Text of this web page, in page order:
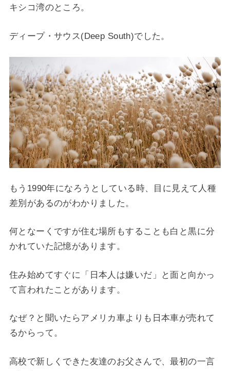
キシコ湾のところ。
ディープ・サウス(Deep South)でした。
もう1990年になろうとしている時、目に見えて人種
差別があるのがわかりました。
何となーくですが住む場所もすることも白と黒に分
かれていた記憶があります。
住み始めてすぐに「日本人は嫌いだ」と面と向かっ
て言われたことがあります。
なぜ？と聞いたらアメリカ車よりも日本車が売れて
るからって。
高校で新しくできた友達のお父さんで、最初の一言